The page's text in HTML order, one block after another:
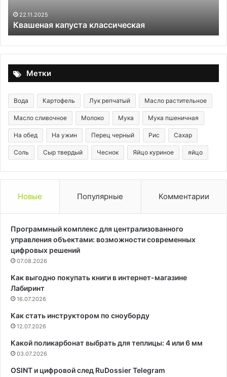
22.11.2025
Квашеная капуста классическая
Метки
Вода Картофель Лук репчатый Масло растительное
Масло сливочное Молоко Мука Мука пшеничная
На обед На ужин Перец черный Рис Сахар
Соль Сыр твердый Чеснок Яйцо куриное яйцо
Новые Популярные Комментарии
Программный комплекс для централизованного
управления объектами: возможности современных
цифровых решений
07.08.2026
Как выгодно покупать книги в интернет-магазине
Лабиринт
16.07.2026
Как стать инструктором по сноуборду
12.07.2026
Какой поликарбонат выбрать для теплицы: 4 или 6 мм
03.07.2026
OSINT и цифровой след RuDossier Telegram